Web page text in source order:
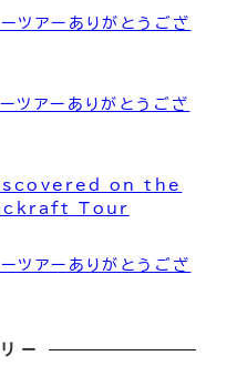
ツアーありがとうござ
ツアーありがとうござ
on the
Tour
ツアーありがとうござ
ー